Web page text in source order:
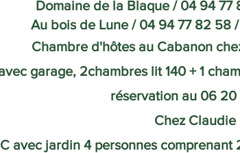
Domaine de la Blaque / 04 94 77
Au bois de Lune / 04 94 77 82 58
Chambre d'hôtes au Cabanon
garage, 2chambres lit 140 + 1
réservation au 06 20
Chez Claudie
avec jardin 4 personnes comprenant